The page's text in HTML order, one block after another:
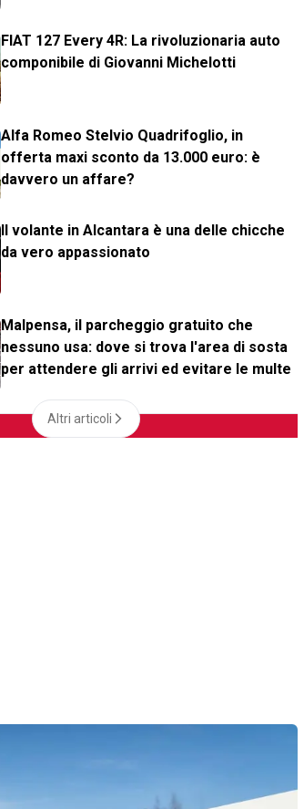
FIAT 127 Every 4R: La rivoluzionaria auto
componibile di Giovanni Michelotti
Alfa Romeo Stelvio Quadrifoglio, in
offerta maxi sconto da 13.000 euro: è
davvero un affare?
Il volante in Alcantara è una delle chicche
da vero appassionato
Malpensa, il parcheggio gratuito che
nessuno usa: dove si trova l'area di sosta
per attendere gli arrivi ed evitare le multe
Altri articoli